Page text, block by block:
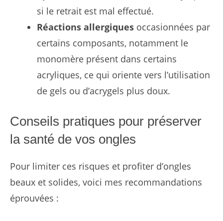
si le retrait est mal effectué.
Réactions allergiques occasionnées par
certains composants, notamment le
monomère présent dans certains
acryliques, ce qui oriente vers l’utilisation
de gels ou d’acrygels plus doux.
Conseils pratiques pour préserver
la santé de vos ongles
Pour limiter ces risques et profiter d’ongles
beaux et solides, voici mes recommandations
éprouvées :